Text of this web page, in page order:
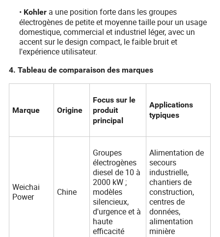
• Kohler a une position forte dans les groupes
électrogènes de petite et moyenne taille pour un usage
domestique, commercial et industriel léger, avec un
accent sur le design compact, le faible bruit et
l'expérience utilisateur.
4. Tableau de comparaison des marques
Marque Origine
Focus sur le
produit
principal
Applications
typiques
Weichai
Power
Chine
Groupes
électrogènes
diesel de 10 à
2000 kW ;
modèles
silencieux,
d'urgence et à
haute
efficacité
Alimentation de
secours
industrielle,
chantiers de
construction,
centres de
données,
alimentation
minière